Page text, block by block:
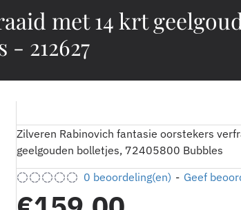
met 14 krt
- 212627
Zilveren Rabinovich fantasie oorstekers
geelgouden bolletjes, 72405800 Bubbles
0 beoordeling(en) - Geef